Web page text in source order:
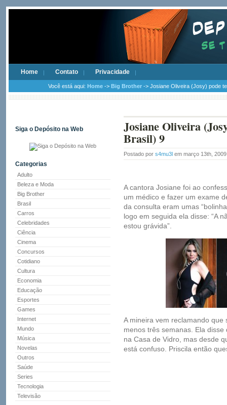
Home Contato Privacidade
Você está aqui: Home -> Big Brother -> Josiane Oliveira (Josy) pode
Siga o Depósito na Web
Categorias
Adulto
Beleza e Moda
Big Brother
Brasil
Carros
Celebridades
Ciência
Cinema
Concursos
Cotidiano
Cultura
Economia
Educação
Esportes
Games
Internet
Mundo
Música
Novelas
Outros
Saúde
Series
Tecnologia
Televisão
Josiane Oliveira
Brasil) 9
Postado por s4mu3l em março 13th,
A cantora Josiane foi ao
um médico e fazer um exame
da consulta eram umas
logo em seguida ela disse: “A
estou grávida”.
A mineira vem reclamando
menos três semanas. Ela
na Casa de Vidro, mas desde
está confuso. Priscila então